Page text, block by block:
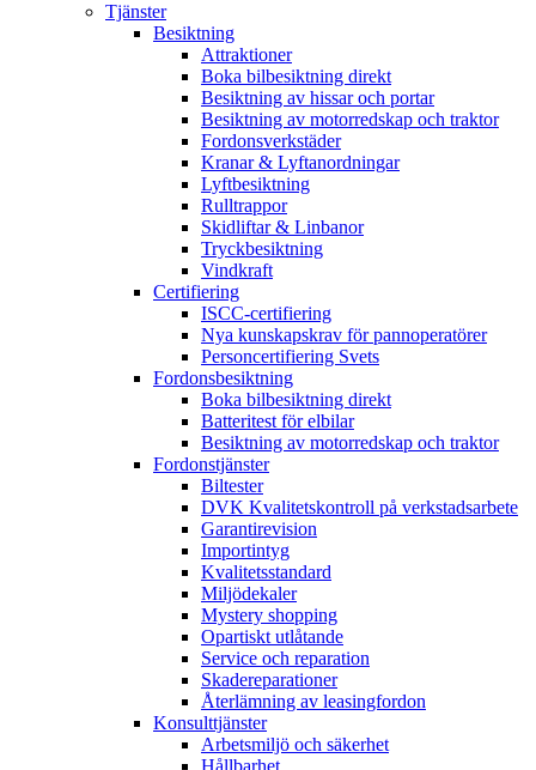
Tjänster
Besiktning
Attraktioner
Boka bilbesiktning direkt
Besiktning av hissar och portar
Besiktning av motorredskap och traktor
Fordonsverkstäder
Kranar & Lyftanordningar
Lyftbesiktning
Rulltrappor
Skidliftar & Linbanor
Tryckbesiktning
Vindkraft
Certifiering
ISCC-certifiering
Nya kunskapskrav för pannoperatörer
Personcertifiering Svets
Fordonsbesiktning
Boka bilbesiktning direkt
Batteritest för elbilar
Besiktning av motorredskap och traktor
Fordonstjänster
Biltester
DVK Kvalitetskontroll på verkstadsarbete
Garantirevision
Importintyg
Kvalitetsstandard
Miljödekaler
Mystery shopping
Opartiskt utlåtande
Service och reparation
Skadereparationer
Återlämning av leasingfordon
Konsulttjänster
Arbetsmiljö och säkerhet